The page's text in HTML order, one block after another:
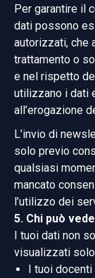
Per garantire il
dati possono
autorizzati, che
trattamento o
e nel rispetto
utilizzano i dati
all’erogazione
L’invio di
solo previo
qualsiasi
mancato
l’utilizzo dei
5. Chi può
I tuoi dati non
visualizzati solo
I tuoi